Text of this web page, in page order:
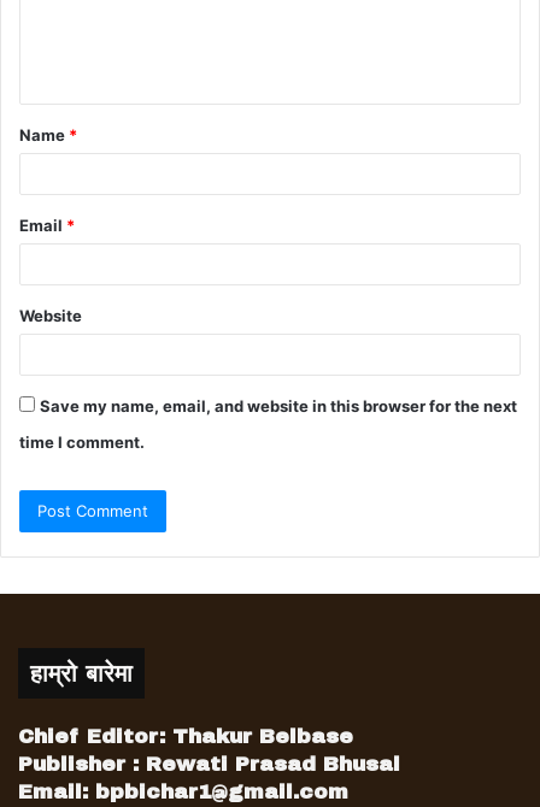
Name *
Email *
Website
Save my name, email, and website in this browser for the next
time I comment.
हाम्रो बारेमा
Chief Editor: Thakur Belbase
Publisher : Rewati Prasad Bhusal
Email: bpbichar1@gmail.com